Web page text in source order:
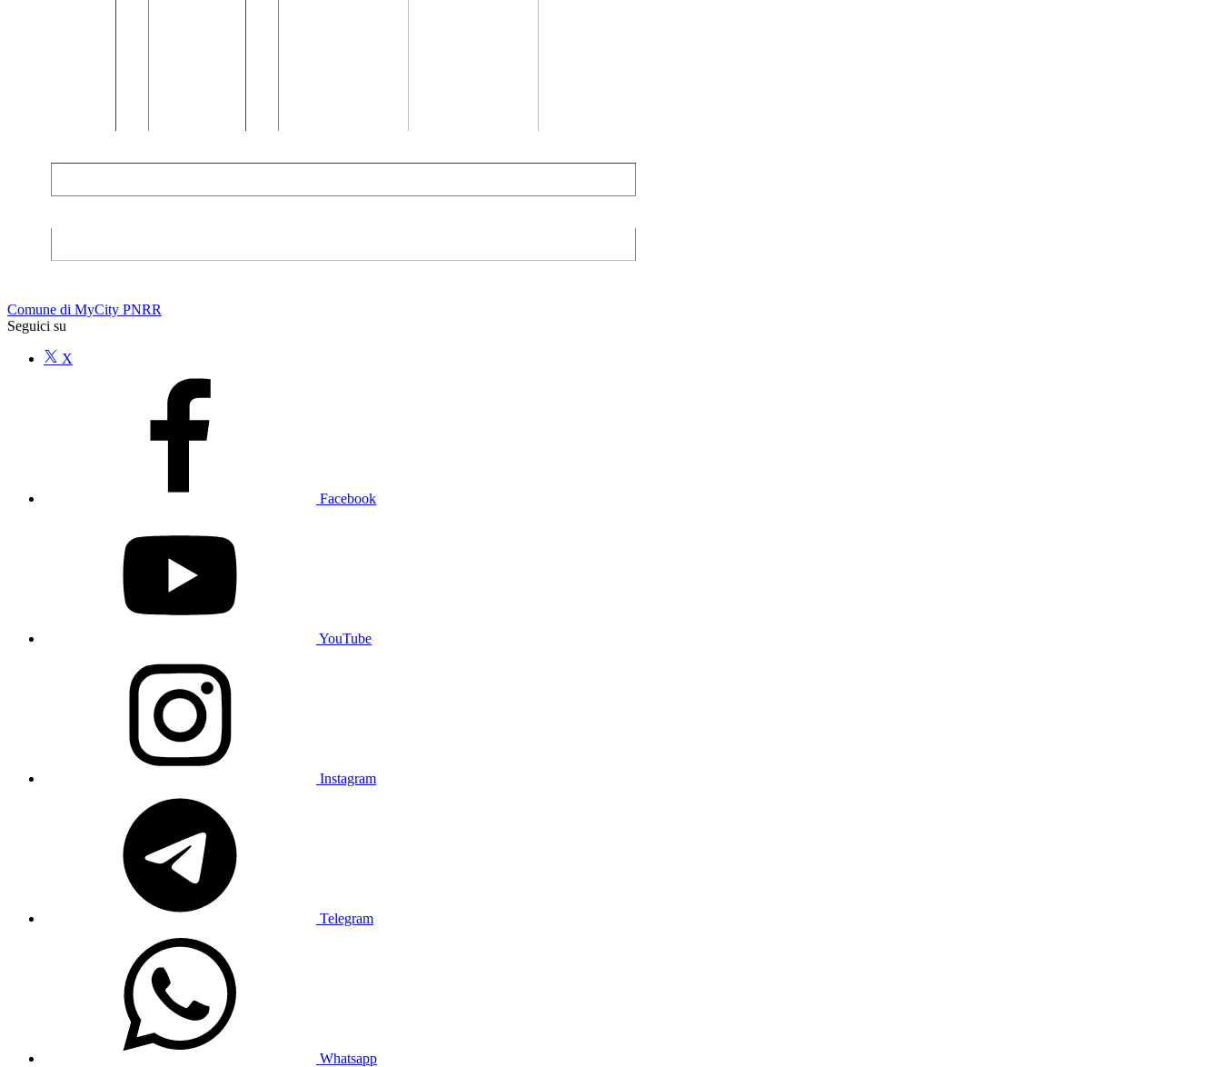
Comune di MyCity PNRR
Seguici su
X
Facebook
YouTube
Instagram
Telegram
Whatsapp